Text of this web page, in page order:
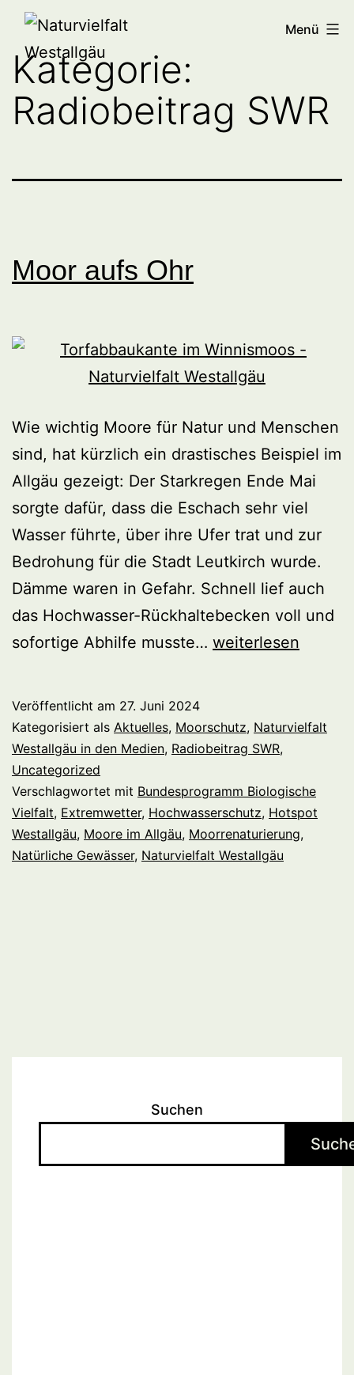
Zum
springen
Naturvielfalt
Westallgäu
Menü
Kategorie:
Radiobeitrag SWR
Moor aufs Ohr
Wie wichtig Moore für Natur und Menschen
sind, hat kürzlich ein drastisches Beispiel im
Allgäu gezeigt: Der Starkregen Ende Mai
sorgte dafür, dass die Eschach sehr viel
Wasser führte, über ihre Ufer trat und zur
Bedrohung für die Stadt Leutkirch wurde.
Dämme waren in Gefahr. Schnell lief auch
das Hochwasser-Rückhaltebecken voll und
sofortige Abhilfe musste… Moor
weiterlesen
Veröffentlicht am 27. Juni 2024
Kategorisiert als Aktuelles, Moorschutz, Naturvielfalt
Westallgäu in den Medien, Radiobeitrag SWR,
Uncategorized
Verschlagwortet mit Bundesprogramm Biologische
Vielfalt, Extremwetter, Hochwasserschutz, Hotspot
Westallgäu, Moore im Allgäu, Moorrenaturierung,
Natürliche Gewässer, Naturvielfalt Westallgäu
Suchen